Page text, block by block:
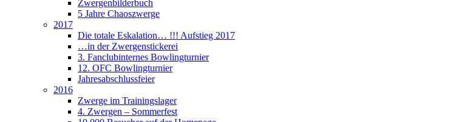
Zwergenbilderbuch
5 Jahre Chaoszwerge
2017
Die totale Eskalation… !!! Aufstieg 2017
…in der Zwergenstickerei
3. Fanclubinternes Bowlingturnier
12. OFC Bowlingturnier
Jahresabschlussfeier
2016
Zwerge im Trainingslager
4. Zwergen – Sommerfest